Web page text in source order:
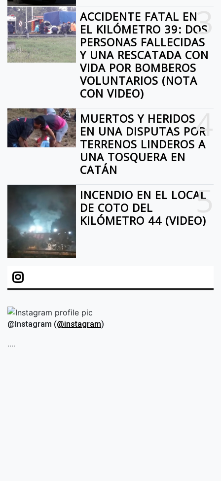
3
ACCIDENTE FATAL EN
EL KILÓMETRO 39: DOS
PERSONAS FALLECIDAS
Y UNA RESCATADA CON
VIDA POR BOMBEROS
VOLUNTARIOS (NOTA
CON VIDEO)
4
MUERTOS Y HERIDOS
EN UNA DISPUTAS POR
TERRENOS LINDEROS A
UNA TOSQUERA EN
CATÁN
5
INCENDIO EN EL LOCAL
DE COTO DEL
KILÓMETRO 44 (VIDEO)
@Instagram (@instagram)
....